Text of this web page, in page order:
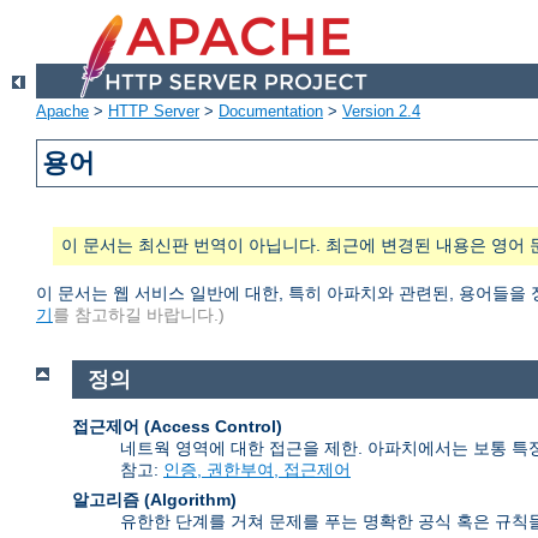
Apache > HTTP Server> Documentation > Version 2.4
용어
이 문서는 최신판 번역이 아닙니다. 최근에 변경된 내용은 영어
이 문서는 웹 서비스 일반에 대한, 특히 아파치와 관련된, 용어들
기를 참고하길 바랍니다.)
정의
접근제어 (Access Control)
네트웍 영역에 대한 접근을 제한. 아파치에서는 보통 특
참고: 인증, 권한부여, 접근제어
알고리즘 (Algorithm)
유한한 단계를 거쳐 문제를 푸는 명확한 공식 혹은 규